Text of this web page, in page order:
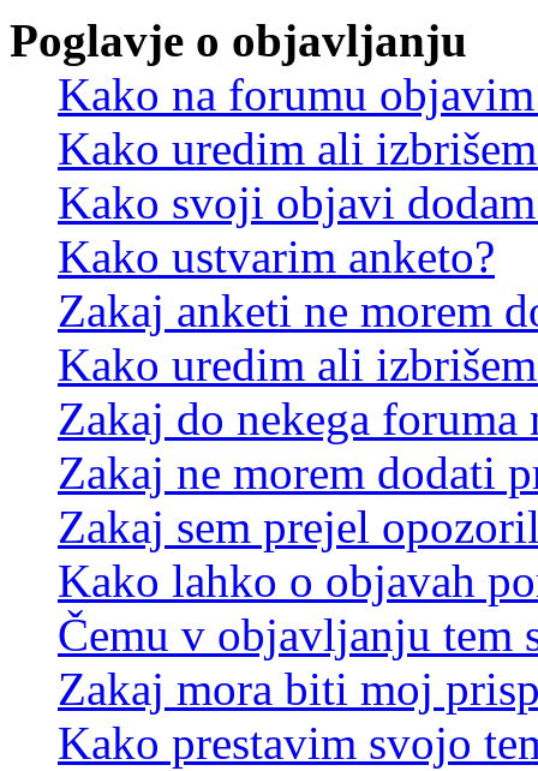
Poglavje o objavljanju
Kako na forumu
Kako uredim ali
Kako svoji objavi
Kako ustvarim anketo?
Zakaj anketi ne morem
Kako uredim ali
Zakaj do nekega foruma
Zakaj ne morem dodati
Zakaj sem prejel
Kako lahko o objavah
Čemu v objavljanju tem
Zakaj mora biti moj
Kako prestavim svojo